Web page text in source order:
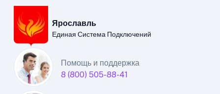
Ярославль
Единая Система Подключений
Помощь и поддержка
8 (800) 505-88-41
Ярославский филиал
Единой Системы